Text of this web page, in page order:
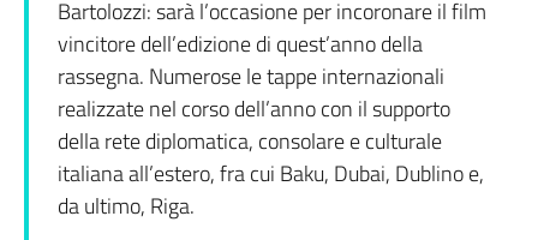
Bartolozzi: sarà l’occasione per incoronare il film
vincitore dell’edizione di quest’anno della
rassegna. Numerose le tappe internazionali
realizzate nel corso dell’anno con il supporto
della rete diplomatica, consolare e culturale
italiana all’estero, fra cui Baku, Dubai, Dublino e,
da ultimo, Riga.